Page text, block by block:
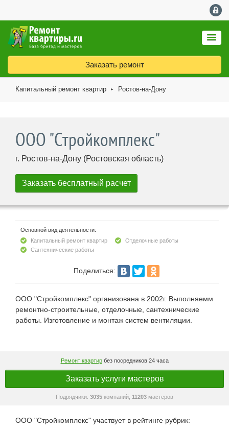
Заказать ремонт
Капитальный ремонт квартир ► Ростов-на-Дону
ООО "Стройкомплекс"
г. Ростов-на-Дону (Ростовская область)
Основной вид деятельности:
Капитальный ремонт квартир
Отделочные работы
Сантехнические работы
Поделиться:
ООО "Стройкомплекс" организована в 2002г. Выполняемм
ремонтно-строительные, отделочные, сантехнические
работы. Изготовление и монтаж систем вентиляции.
Ремонт квартирбез посредников 24 часа
Заказать услуги мастеров
Подрядчики: 3035 компаний, 11203 мастеров
ООО "Стройкомплекс" участвует в рейтинге рубрик: